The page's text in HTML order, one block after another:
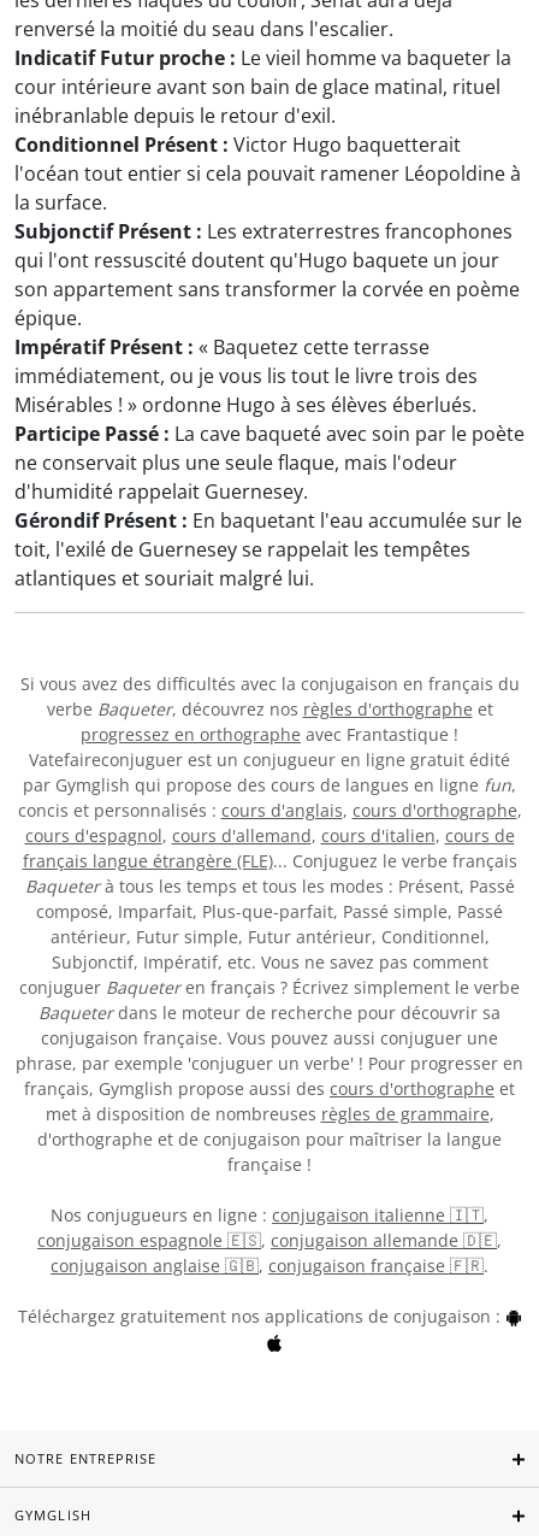
renversé la moitié du seau dans l'escalier.
Indicatif Futur proche : Le vieil homme va baqueter la
cour intérieure avant son bain de glace matinal, rituel
inébranlable depuis le retour d'exil.
Conditionnel Présent : Victor Hugo baquetterait
l'océan tout entier si cela pouvait ramener Léopoldine à
la surface.
Subjonctif Présent : Les extraterrestres francophones
qui l'ont ressuscité doutent qu'Hugo baquete un jour
son appartement sans transformer la corvée en poème
épique.
Impératif Présent : « Baquetez cette terrasse
immédiatement, ou je vous lis tout le livre trois des
Misérables ! » ordonne Hugo à ses élèves éberlués.
Participe Passé : La cave baqueté avec soin par le poète
ne conservait plus une seule flaque, mais l'odeur
d'humidité rappelait Guernesey.
Gérondif Présent : En baquetant l'eau accumulée sur le
toit, l'exilé de Guernesey se rappelait les tempêtes
atlantiques et souriait malgré lui.
Si vous avez des difficultés avec la conjugaison en français du
verbe Baqueter, découvrez nos règles d'orthographe et
progressez en orthographe avec Frantastique !
Vatefaireconjuguer est un conjugueur en ligne gratuit édité
par Gymglish qui propose des cours de langues en ligne fun,
concis et personnalisés : cours d'anglais, cours d'orthographe,
cours d'espagnol, cours d'allemand, cours d'italien, cours de
français langue étrangère (FLE)... Conjuguez le verbe français
Baqueterà tous les temps et tous les modes : Présent, Passé
composé, Imparfait, Plus-que-parfait, Passé simple, Passé
antérieur, Futur simple, Futur antérieur, Conditionnel,
Subjonctif, Impératif, etc. Vous ne savez pas comment
conjuguer Baqueteren français ? Écrivez simplement le verbe
Baqueterdans le moteur de recherche pour découvrir sa
conjugaison française. Vous pouvez aussi conjuguer une
phrase, par exemple 'conjuguer un verbe' ! Pour progresser en
français, Gymglish propose aussi des cours d'orthographe et
met à disposition de nombreuses règles de grammaire,
d'orthographe et de conjugaison pour maîtriser la langue
française !
Nos conjugueurs en ligne : conjugaison italienne 🇮🇹,
conjugaison espagnole 🇪🇸, conjugaison allemande 🇩🇪,
conjugaison anglaise 🇬🇧, conjugaison française 🇫🇷.
Téléchargez gratuitement nos applications de conjugaison :
NOTRE ENTREPRISE
GYMGLISH